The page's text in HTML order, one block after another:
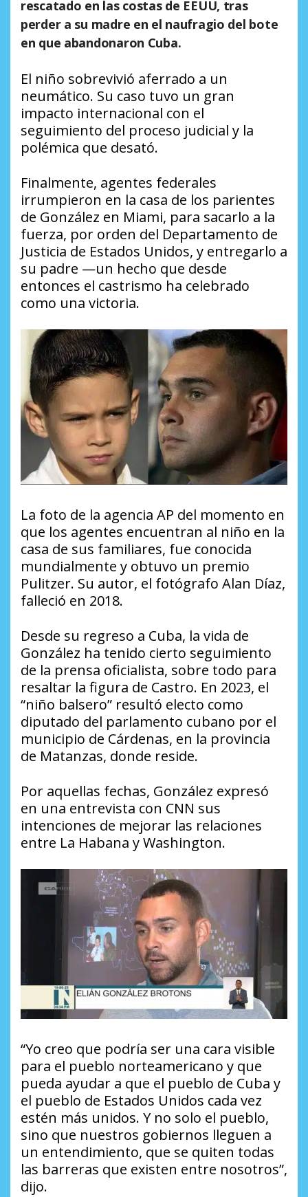
rescatado en las costas de EEUU, tras
perder a su madre en el naufragio del bote
en que abandonaron Cuba.
El niño sobrevivió aferrado a un
neumático. Su caso tuvo un gran
impacto internacional con el
seguimiento del proceso judicial y la
polémica que desató.
Finalmente, agentes federales
irrumpieron en la casa de los parientes
de González en Miami, para sacarlo a la
fuerza, por orden del Departamento de
Justicia de Estados Unidos, y entregarlo a
su padre —un hecho que desde
entonces el castrismo ha celebrado
como una victoria.
La foto de la agencia AP del momento en
que los agentes encuentran al niño en la
casa de sus familiares, fue conocida
mundialmente y obtuvo un premio
Pulitzer. Su autor, el fotógrafo Alan Díaz,
falleció en 2018.
Desde su regreso a Cuba, la vida de
González ha tenido cierto seguimiento
de la prensa oficialista, sobre todo para
resaltar la figura de Castro. En 2023, el
“niño balsero” resultó electo como
diputado del parlamento cubano por el
municipio de Cárdenas, en la provincia
de Matanzas, donde reside.
Por aquellas fechas, González expresó
en una entrevista con CNN sus
intenciones de mejorar las relaciones
entre La Habana y Washington.
“Yo creo que podría ser una cara visible
para el pueblo norteamericano y que
pueda ayudar a que el pueblo de Cuba y
el pueblo de Estados Unidos cada vez
estén más unidos. Y no solo el pueblo,
sino que nuestros gobiernos lleguen a
un entendimiento, que se quiten todas
las barreras que existen entre nosotros”,
dijo.